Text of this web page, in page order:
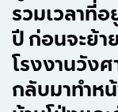
รวมเวลาที่อ
ปี ก่อนจะย้า
โรงงานวังศ
กลับมาทำห